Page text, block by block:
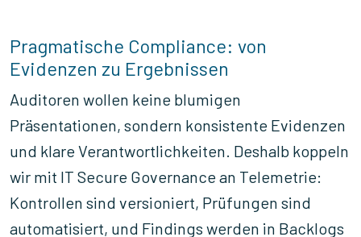
Pragmatische Compliance: von
Evidenzen zu Ergebnissen
Auditoren wollen keine blumigen
Präsentationen, sondern konsistente Evidenzen
und klare Verantwortlichkeiten. Deshalb koppeln
wir mit IT Secure Governance an Telemetrie:
Kontrollen sind versioniert, Prüfungen sind
automatisiert, und Findings werden in Backlogs